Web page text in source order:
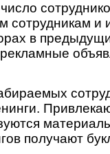
сотрудникам и
в
получают